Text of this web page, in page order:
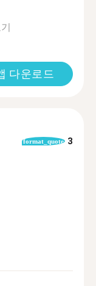
다운로드
format_quote 3